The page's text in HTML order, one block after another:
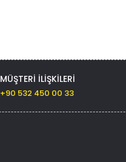
MÜŞTERI İLIŞKILERI
+90 532 450 00 33